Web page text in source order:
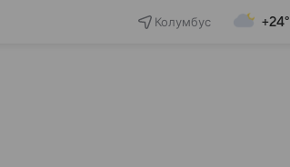
Колумбус +24°